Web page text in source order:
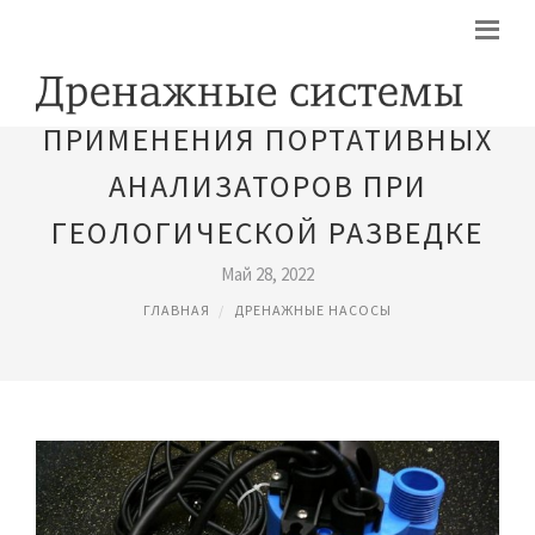
ПРИМЕНЕНИЯ ПОРТАТИВНЫХ
АНАЛИЗАТОРОВ ПРИ
ГЕОЛОГИЧЕСКОЙ РАЗВЕДКЕ
Май 28, 2022
ГЛАВНАЯ ДРЕНАЖНЫЕ НАСОСЫ